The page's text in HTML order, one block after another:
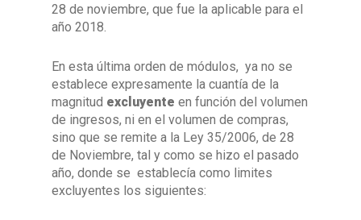
28 de noviembre, que fue la aplicable para el
año 2018.
En esta última orden de módulos, ya no se
establece expresamente la cuantía de la
magnitud excluyente en función del volumen
de ingresos, ni en el volumen de compras,
sino que se remite a la Ley 35/2006, de 28
de Noviembre, tal y como se hizo el pasado
año, donde se establecía como limites
excluyentes los siguientes: